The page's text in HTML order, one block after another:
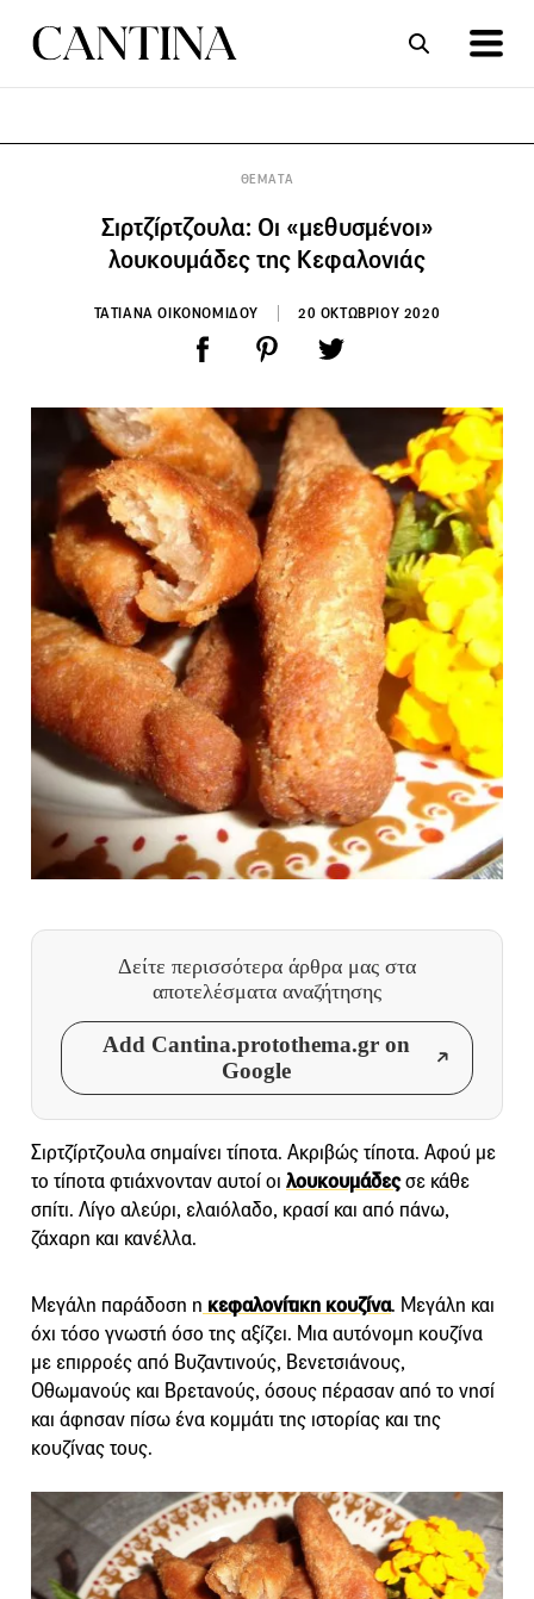
ΘΕΜΑΤΑ
Σιρτζίρτζουλα: Oι «μεθυσμένοι»
λουκουμάδες της Κεφαλονιάς
ΤΑΤΙΑΝΑ ΟΙΚΟΝΟΜΙΔΟΥ 20 ΟΚΤΩΒΡΙΟΥ 2020
Δείτε περισσότερα άρθρα μας στα
αποτελέσματα αναζήτησης
Add Cantina.protothema.gr on
Google
Σιρτζίρτζουλα σημαίνει τίποτα. Ακριβώς τίποτα. Αφού με
το τίποτα φτιάχνονταν αυτοί οι λουκουμάδεςσε κάθε
σπίτι. Λίγο αλεύρι, ελαιόλαδο, κρασί και από πάνω,
ζάχαρη και κανέλλα.
Μεγάλη παράδοση η κεφαλονίτικη κουζίνα. Μεγάλη και
όχι τόσο γνωστή όσο της αξίζει. Μια αυτόνομη κουζίνα
με επιρροές από Βυζαντινούς, Βενετσιάνους,
Οθωμανούς και Βρετανούς, όσους πέρασαν από το νησί
και άφησαν πίσω ένα κομμάτι της ιστορίας και της
κουζίνας τους.